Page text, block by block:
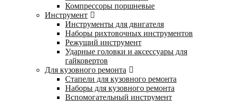
Компрессоры поршневые
Инструмент
Инструменты для двигателя
Наборы рихтовочных инструментов
Режущий инструмент
Ударные головки и аксессуары для
гайковертов
Для кузовного ремонта
Стапели для кузовного ремонта
Наборы для кузовного ремонта
Вспомогательный инструмент